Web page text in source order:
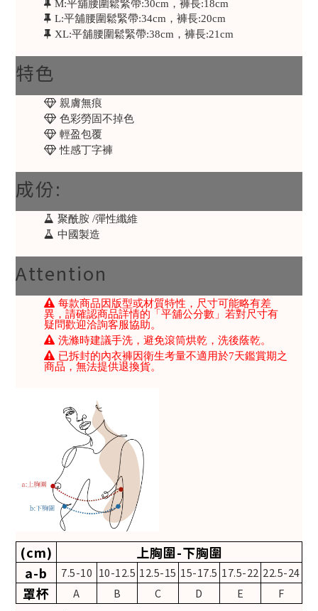
M:平舖腰圍鬆緊帶:30cm，褲長:18cm
L:平舖腰圍鬆緊帶:34cm，褲長:20cm
XL:平舖腰圍鬆緊帶:38cm，褲長:21cm
特色
親膚無痕
色彩勞固不掉色
輕盈包覆
性感丁字褲
成份:
聚酰胺 /彈性纖維
中國製造
Attention
每款商品因版型或材質特性，尺寸可能略有差
異，請確認商品詳情的「平舖公分數」若對尺寸有
疑問歡迎洽詢客服協助。
洗滌時建議手洗，避免滾筒烘乾，洗後蔭乾。
已拆封的內衣褲因衛生考量不適用於7天鑑賞期之
商品，無法提供退換貨。
(cm)
上胸圍-下胸圍
a-b
7.5-10 10-12.5 12.5-15 15-17.5 17.5-22 22.5-24
罩杯 A B C D E F